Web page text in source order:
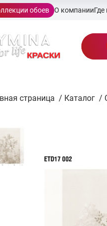
обоев О компанииГде
страница / Каталог /